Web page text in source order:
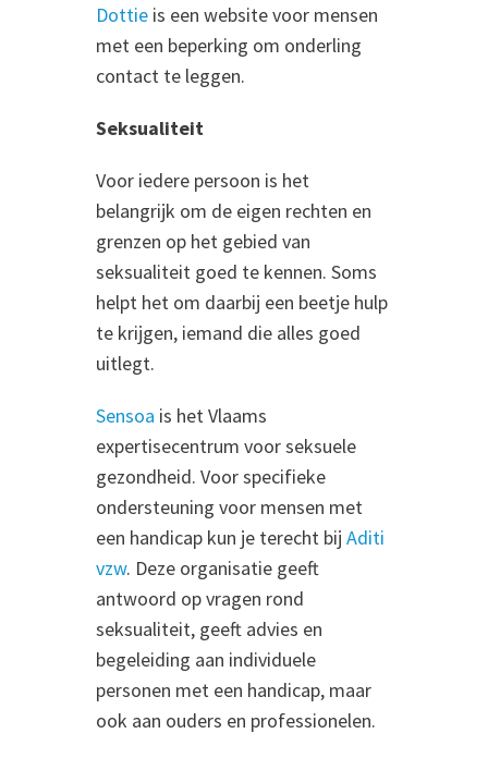
Dottie is een website voor mensen
met een beperking om onderling
contact te leggen.
Seksualiteit
Voor iedere persoon is het
belangrijk om de eigen rechten en
grenzen op het gebied van
seksualiteit goed te kennen. Soms
helpt het om daarbij een beetje hulp
te krijgen, iemand die alles goed
uitlegt.
Sensoa is het Vlaams
expertisecentrum voor seksuele
gezondheid. Voor specifieke
ondersteuning voor mensen met
een handicap kun je terecht bij Aditi
vzw. Deze organisatie geeft
antwoord op vragen rond
seksualiteit, geeft advies en
begeleiding aan individuele
personen met een handicap, maar
ook aan ouders en professionelen.